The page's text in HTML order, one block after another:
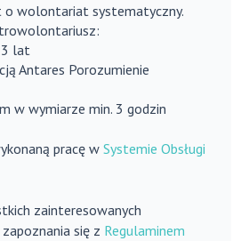
o wolontariat systematyczny.
lat
Antares Porozumienie
w wymiarze min. 3 godzin
pracę w Systemie Obsługi
zainteresowanych
się z Regulaminem